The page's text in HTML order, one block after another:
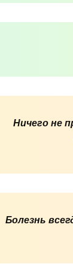
Ничего не
Болезнь